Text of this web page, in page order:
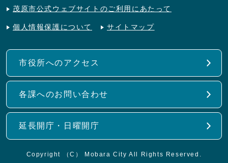
茂原市公式ウェブサイトのご利用にあたって
個人情報保護について サイトマップ
市役所へのアクセス
各課へのお問い合わせ
延長開庁・日曜開庁
Copyright （C） Mobara City All Rights Reserved.